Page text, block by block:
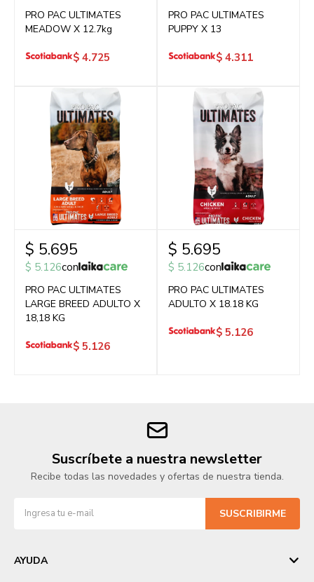
PRO PAC ULTIMATES
MEADOW X 12.7kg
$ 4.725
PRO PAC ULTIMATES
PUPPY X 13
$ 4.311
$ 5.695
$ 5.126con
PRO PAC ULTIMATES
LARGE BREED ADULTO X
18,18 KG
$ 5.126
$ 5.695
$ 5.126con
PRO PAC ULTIMATES
ADULTO X 18.18 KG
$ 5.126
Suscríbete a nuestra newsletter
Recibe todas las novedades y ofertas de nuestra tienda.
SUSCRIBIRME
AYUDA